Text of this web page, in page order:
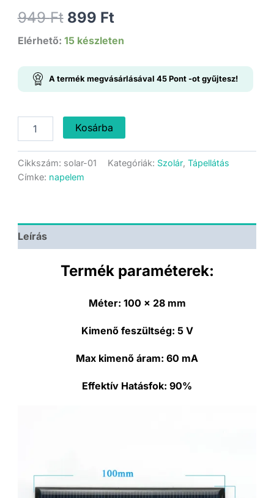
949Ft Original
price
was:
949 Ft.
899 FtCurrent
price
is:
899 Ft.
Elérhető: 15 készleten
A termék megvásárlásával 45Pont-ot gyűjtesz!
60mA
100x28mm
Kosárba
Cikkszám: solar-01 Kategóriák: Szolár, Tápellátás
Címke: napelem
Leírás
Termék paraméterek:
Méter: 100 x 28 mm
Kimenő feszültség: 5 V
Max kimenő áram: 60 mA
Effektív Hatásfok: 90%